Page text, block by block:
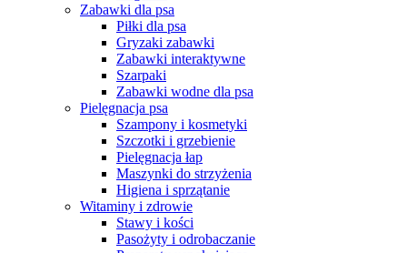
Zabawki dla psa
Piłki dla psa
Gryzaki zabawki
Zabawki interaktywne
Szarpaki
Zabawki wodne dla psa
Pielęgnacja psa
Szampony i kosmetyki
Szczotki i grzebienie
Pielęgnacja łap
Maszynki do strzyżenia
Higiena i sprzątanie
Witaminy i zdrowie
Stawy i kości
Pasożyty i odrobaczanie